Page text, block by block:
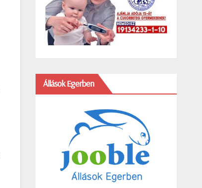
Állások Egerben